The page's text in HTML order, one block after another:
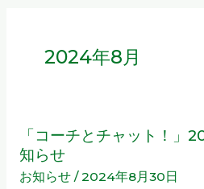
2024年8月
「コーチとチャット！」
知らせ
お知らせ/2024年8月30日
「コ
ー
チ